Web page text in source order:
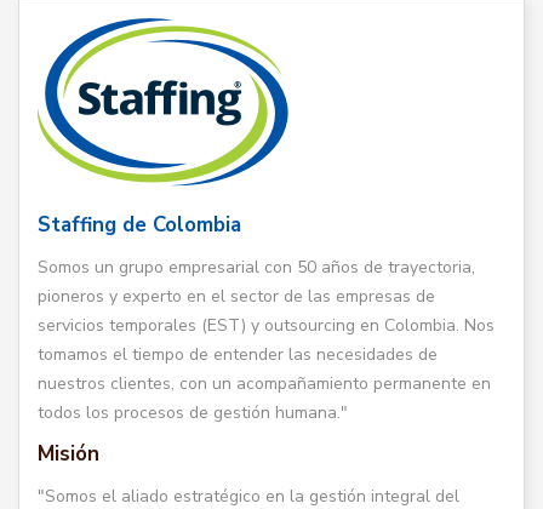
Staffing de Colombia
Somos un grupo empresarial con 50 años de trayectoria,
pioneros y experto en el sector de las empresas de
servicios temporales (EST) y outsourcing en Colombia. Nos
tomamos el tiempo de entender las necesidades de
nuestros clientes, con un acompañamiento permanente en
todos los procesos de gestión humana."
Misión
"Somos el aliado estratégico en la gestión integral del